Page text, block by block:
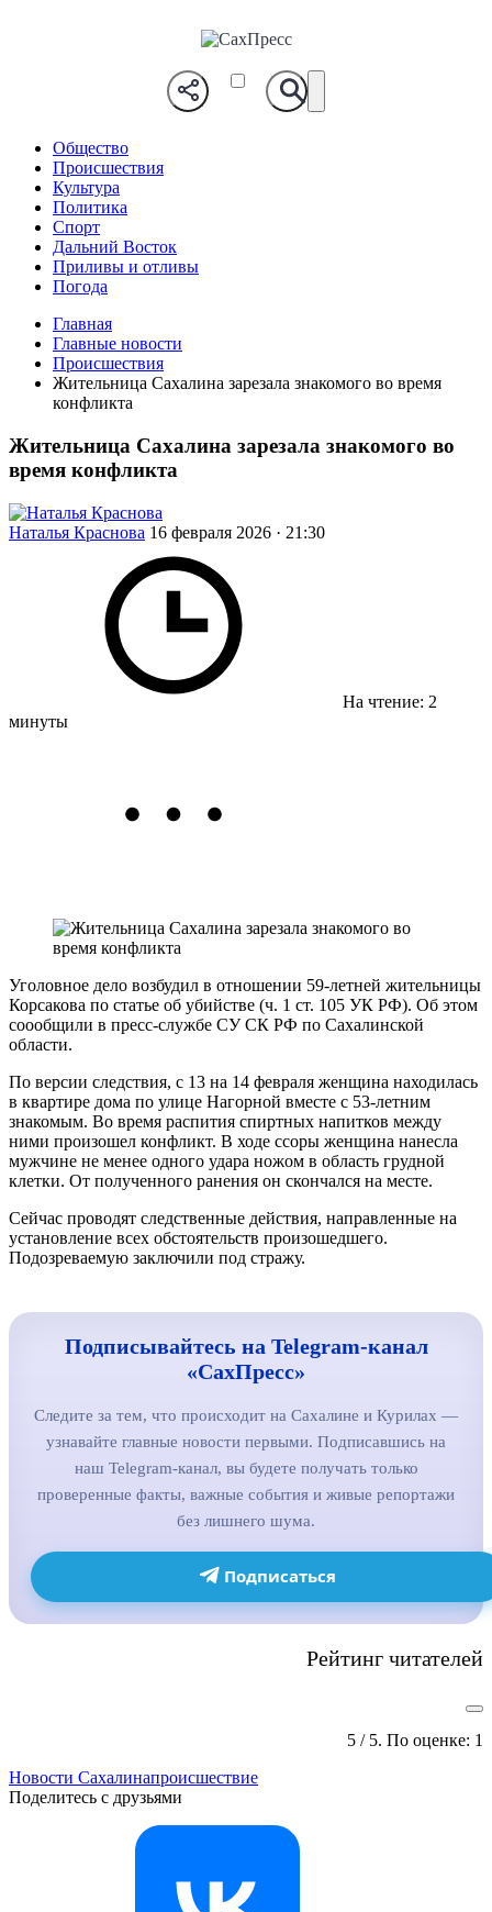
СахПресс
Общество
Происшествия
Культура
Политика
Спорт
Дальний Восток
Приливы и отливы
Погода
Главная
Главные новости
Происшествия
Жительница Сахалина зарезала знакомого во время
конфликта
Жительница Сахалина зарезала знакомого во
время конфликта
Наталья Краснова 16 февраля 2026 · 21:30
На чтение: 2
минуты
Уголовное дело возбудил в отношении 59-летней жительницы
Корсакова по статье об убийстве (ч. 1 ст. 105 УК РФ). Об этом
соообщили в пресс-службе СУ СК РФ по Сахалинской
области.
По версии следствия, с 13 на 14 февраля женщина находилась
в квартире дома по улице Нагорной вместе с 53-летним
знакомым. Во время распития спиртных напитков между
ними произошел конфликт. В ходе ссоры женщина нанесла
мужчине не менее одного удара ножом в область грудной
клетки. От полученного ранения он скончался на месте.
Сейчас проводят следственные действия, направленные на
установление всех обстоятельств произошедшего.
Подозреваемую заключили под стражу.
Подписывайтесь на Telegram-канал
«СахПресс»
Следите за тем, что происходит на Сахалине и Курилах —
узнавайте главные новости первыми. Подписавшись на
наш Telegram-канал, вы будете получать только
проверенные факты, важные события и живые репортажи
без лишнего шума.
Подписаться
Рейтинг читателей
5 / 5. По оценке: 1
Новости Сахалинапроисшествие
Поделитесь с друзьями